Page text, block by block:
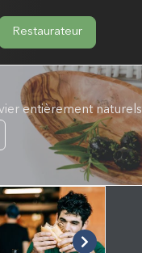
Restaurateur
entièrement naturels